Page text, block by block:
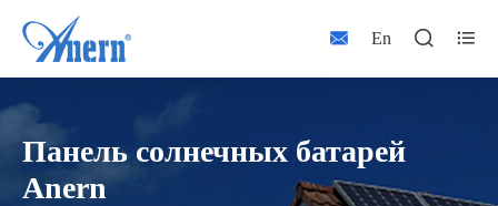
 En  
Панель солнечных батарей
Anern